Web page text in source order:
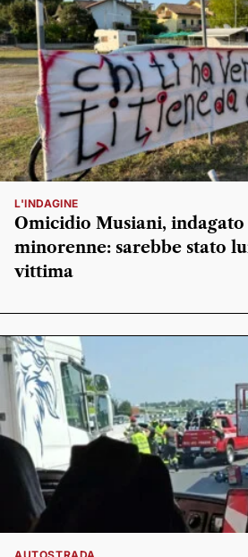
L'INDAGINE
Omicidio Musiani, indagato
minorenne: sarebbe stato
vittima